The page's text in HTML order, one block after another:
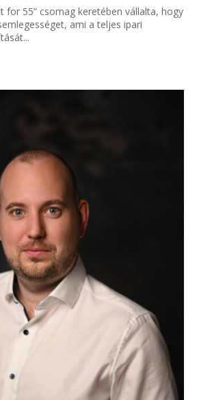
for 55” csomag keretében vállalta, hogy
ami a teljes ipari